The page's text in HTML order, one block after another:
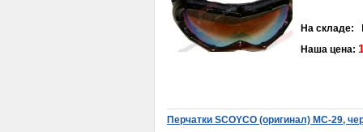
На складе:
Наша цена:
Перчатки SCOYCO (оригинал) МС-29,